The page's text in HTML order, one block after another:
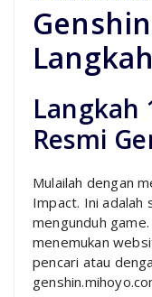
Langkah
Resmi
Mulailah dengan
Impact. Ini adalah
mengunduh
menemukan
pencari atau